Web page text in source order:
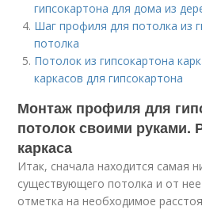
гипсокартона для дома из
Шаг профиля для потолка из
потолка
Потолок из гипсокартона
каркасов для гипсокартона
Монтаж профиля для
потолок своими руками.
каркаса
Итак, сначала находится самая
существующего потолка и от
отметка на необходимое